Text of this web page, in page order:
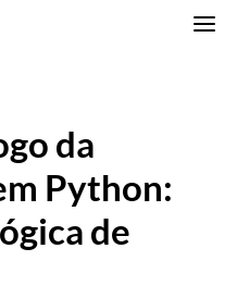
da
Python:
de